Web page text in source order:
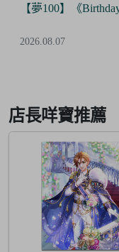
100】《Birthday
6
店長咩寶推薦